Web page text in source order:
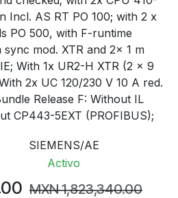
Incl. AS RT PO 100; with 2 x
PO 500, with F-runtime
mod. XTR and 2x 1 m
With 1x UR2-H XTR (2 x 9
2x UC 120/230 V 10 A red.
Release F: Without IL
CP443-5EXT (PROFIBUS);
SIEMENS/AE
Activo
MXN1,823,340.00